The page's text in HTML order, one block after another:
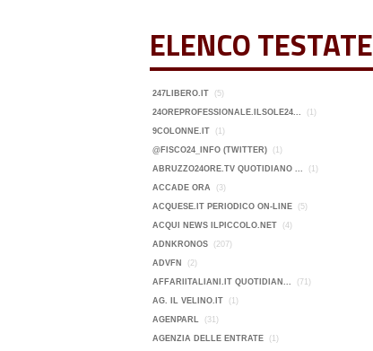
ELENCO TESTATE
247LIBERO.IT (5)
24OREPROFESSIONALE.ILSOLE24... (1)
9COLONNE.IT (1)
@FISCO24_INFO (TWITTER) (1)
ABRUZZO24ORE.TV QUOTIDIANO ... (1)
ACCADE ORA (3)
ACQUESE.IT PERIODICO ON-LINE (5)
ACQUI NEWS ILPICCOLO.NET (4)
ADNKRONOS (207)
ADVFN (2)
AFFARIITALIANI.IT QUOTIDIAN... (71)
AG. IL VELINO.IT (1)
AGENPARL (31)
AGENZIA DELLE ENTRATE (1)